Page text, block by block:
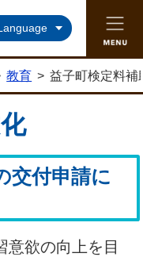
ムページ
教育 > 益子町検定料補
交付申請に
欲の向上を目